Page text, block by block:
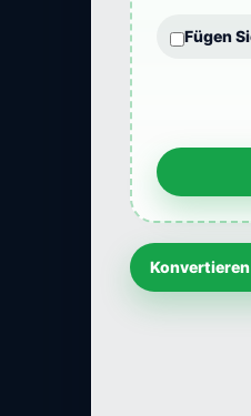
Fügen
Konvertieren